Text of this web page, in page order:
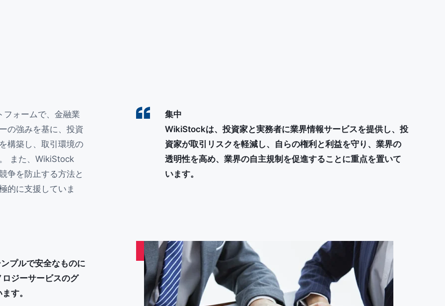
ォームで、金融業
の強みを基に、投資
構築し、取引環境の
また、WikiStock
争を防止する方法と
的に支援していま
集中
WikiStockは、投資家と実務者に業界情報サービスを提供し、投
資家が取引リスクを軽減し、自らの権利と利益を守り、業界の
透明性を高め、業界の自主規制を促進することに重点を置いて
います。
プルで安全なものに
ジーサービスのグ
す。